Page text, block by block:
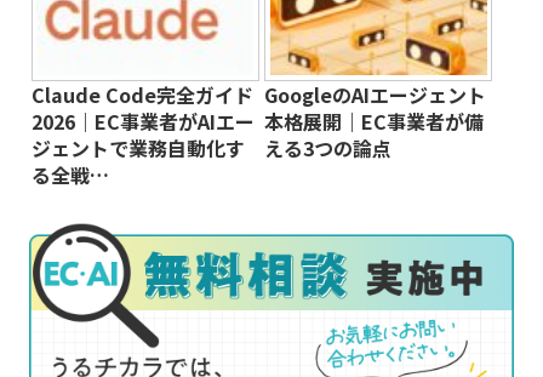
Claude Code完全ガイド
2026｜EC事業者がAIエー
ジェントで業務自動化す
る全戦…
GoogleのAIエージェント
本格展開｜EC事業者が備
える3つの論点